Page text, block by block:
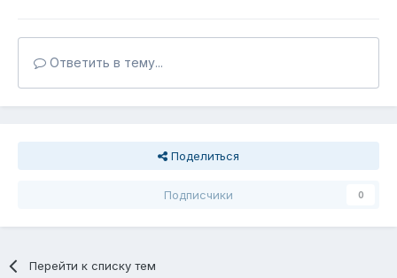
Ответить в тему...
Поделиться
Подписчики 0
Перейти к списку тем